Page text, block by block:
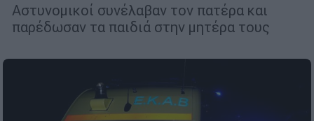
Αστυνομικοί συνέλαβαν τον πατέρα και
παρέδωσαν τα παιδιά στην μητέρα τους